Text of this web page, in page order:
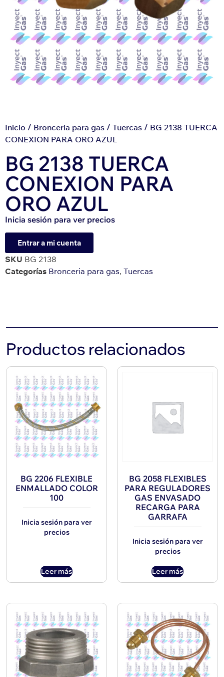
Inicio / Bronceria para gas / Tuercas / BG 2138 TUERCA
CONEXION PARA ORO AZUL
BG 2138 TUERCA
CONEXION PARA
ORO AZUL
Inicia sesión para ver precios
Entrar a mi cuenta
SKU BG 2138
Categorías Bronceria para gas, Tuercas
Productos relacionados
BG 2206 FLEXIBLE
ENMALLADO COLOR
100
Inicia sesión para ver
precios
Leer más
BG 2058 FLEXIBLES
PARA REGULADORES
GAS ENVASADO
RECARGA PARA
GARRAFA
Inicia sesión para ver
precios
Leer más